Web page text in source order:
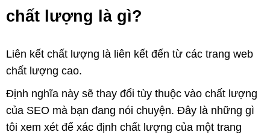
chất lượng là gì?
Liên kết chất lượng là liên kết đến từ các trang web
chất lượng cao.
Định nghĩa này sẽ thay đổi tùy thuộc vào chất lượng
của SEO mà bạn đang nói chuyện. Đây là những gì
tôi xem xét để xác định chất lượng của một trang